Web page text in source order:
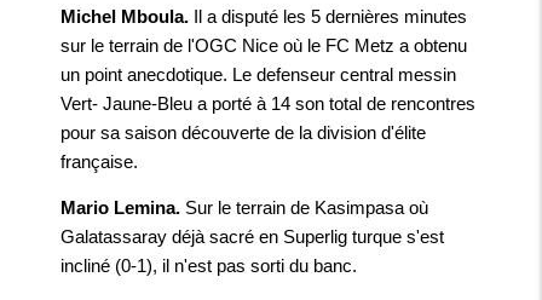
Michel Mboula. Il a disputé les 5 dernières minutes
sur le terrain de l'OGC Nice où le FC Metz a obtenu
un point anecdotique. Le defenseur central messin
Vert- Jaune-Bleu a porté à 14 son total de rencontres
pour sa saison découverte de la division d'élite
française.
Mario Lemina. Sur le terrain de Kasimpasa où
Galatassaray déjà sacré en Superlig turque s'est
incliné (0-1), il n'est pas sorti du banc.